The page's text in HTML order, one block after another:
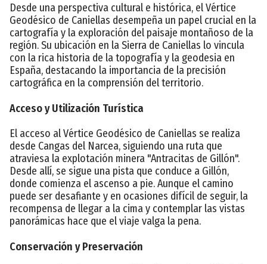
Desde una perspectiva cultural e histórica, el Vértice
Geodésico de Caniellas desempeña un papel crucial en la
cartografía y la exploración del paisaje montañoso de la
región. Su ubicación en la Sierra de Caniellas lo vincula
con la rica historia de la topografía y la geodesia en
España, destacando la importancia de la precisión
cartográfica en la comprensión del territorio.
Acceso y Utilización Turística
El acceso al Vértice Geodésico de Caniellas se realiza
desde Cangas del Narcea, siguiendo una ruta que
atraviesa la explotación minera "Antracitas de Gillón".
Desde allí, se sigue una pista que conduce a Gillón,
donde comienza el ascenso a pie. Aunque el camino
puede ser desafiante y en ocasiones difícil de seguir, la
recompensa de llegar a la cima y contemplar las vistas
panorámicas hace que el viaje valga la pena.
Conservación y Preservación